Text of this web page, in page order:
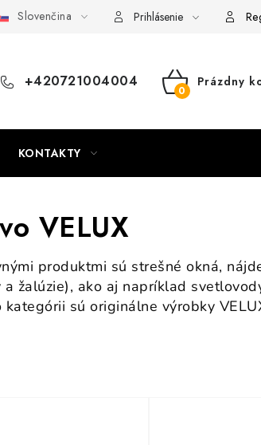
Mapa webu Milpe.sk
Slovenčina Prihlásenie
+420721004004
NÁKUPNÝ
Prázdny
KONTAKTY
VELUX
produktmi sú strešné okná,
žalúzie), ako aj napríklad
sú originálne výrobky